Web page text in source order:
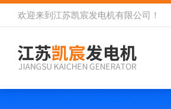
欢迎来到 江苏凯宸发电机有限公司 ！